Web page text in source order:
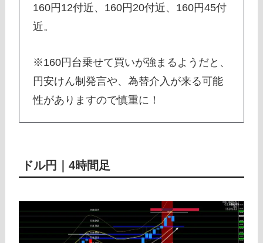
160円12付近、160円20付近、160円45付
近。
※160円台乗せて買いが強まるようだと、
円安けん制発言や、為替介入が来る可能
性がありますので慎重に！
ドル円｜4時間足